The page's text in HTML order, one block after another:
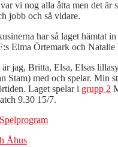
vi nog alla åtta men det är
jobb och så vidare.
har så laget hämtat
Elma Örtemark och Natalie
jag, Britta, Elsa, Elsas
Stam) med och spelar. Min
Laget spelar i grupp 2
9.30 15/7.
Spelprogram
Åhus